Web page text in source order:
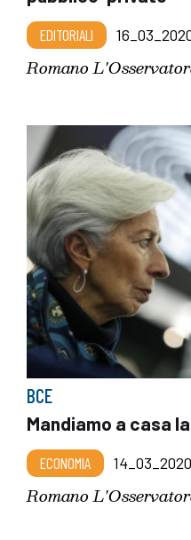
EDITORIALI
Romano
BCE
Mandiamo a casa
ECONOMIA 14_03_2020
Romano